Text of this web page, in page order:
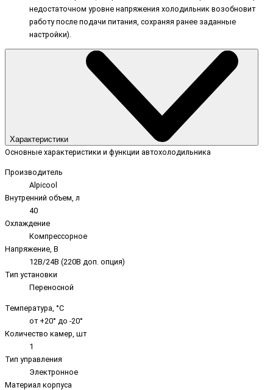
недостаточном уровне напряжения холодильник возобновит
работу после подачи питания, сохраняя ранее заданные
настройки).
Характеристики
Основные характеристики и функции автохолодильника
Производитель
Alpicool
Внутренний объем, л
40
Охлаждение
Компрессорное
Напряжение, В
12В/24В (220В доп. опция)
Тип установки
Переносной
Температура, °C
от +20° до -20°
Количество камер, шт
1
Тип управления
Электронное
Материал корпуса